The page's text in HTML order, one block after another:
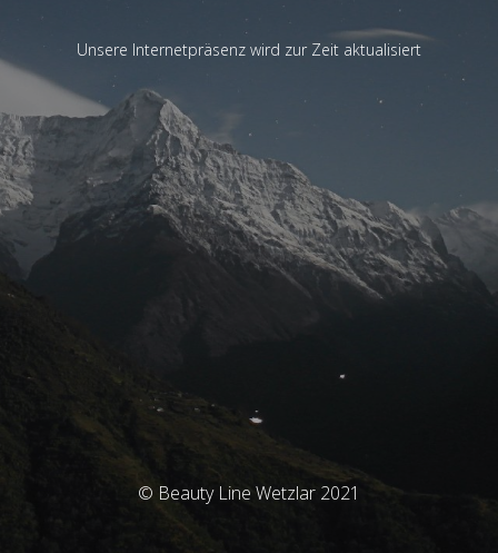
Unsere Internetpräsenz wird zur Zeit aktualisiert
© Beauty Line Wetzlar 2021